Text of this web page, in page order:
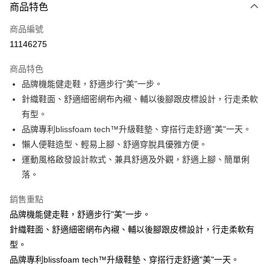
信用卡一次付款
信用卡分期付款
合作金庫商業銀行
華南商業銀行
彰化商業銀行
上海商業儲蓄銀行
台北富邦商業銀行
國泰世華商業銀行
臺灣中小企業銀行
台中商業銀行
匯豐（台灣）商業銀行
華泰商業銀行
聯邦商業銀行
遠東國際商業銀行
元大商業銀行
永豐商業銀行
玉山商業銀行
台灣樂天信用卡公司
6 期 0 利率 每期
華南商業銀行
彰化商業銀行
上海商業儲蓄銀行
國泰世華商業銀行
兆豐國際商業銀行
臺灣中小企業銀行
台中商業銀行
匯豐（台灣）商業銀行
華泰商業銀行
聯邦商業銀行
元大商業銀行
玉山商業銀行
台灣樂天信用卡公司
Apple Pay
Google Pay
ATM付款
運送方式
每筆NT$100，滿NT$2,000(含以上)免運費
離島宅配
每筆NT$150
商品特色
商品編號
11146275
商品特色
品牌機能健走鞋，舒適步行"美"一步。
針織鞋面、舒適細密網布內襯、輔以後腳跟皮標設計，行走柔軟
有型。
品牌專利blissfoam tech™升級鞋墊、穿搭行走舒適"美"一天。
懶人便鞋造型、輕易上腳、舒適穿脫具優雅方便。
運動風格啟發設計款式、兼具舒適及外觀，舒適上腳、簡單俐
落。
銷售重點
品牌機能健走鞋，舒適步行"美"一步。
針織鞋面、舒適細密網布內襯、輔以後腳跟皮標設計，行走柔軟有
型。
品牌專利blissfoam tech™升級鞋墊、穿搭行走舒適"美"一天。